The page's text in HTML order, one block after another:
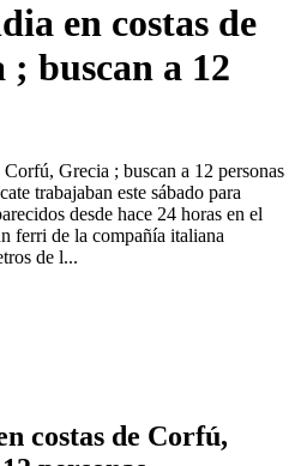
en costas de
buscan a 12
Grecia ; buscan a 12 personas
trabajaban este sábado para
desde hace 24 horas en el
ferri de la compañía italiana
de l...
costas de Corfú,